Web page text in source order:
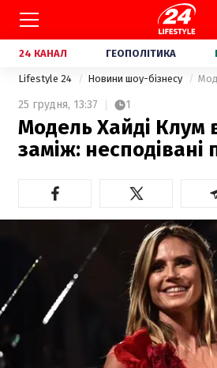
24 КАНАЛ ГЕОПОЛІТИКА
Lifestyle 24 Новини шоу-бізнесу
25 грудня, 13:37 1
Модель Хайді Клум
заміж: несподівані